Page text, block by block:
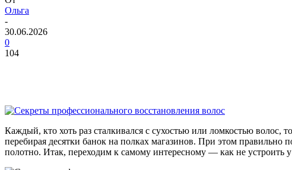
Ольга
-
30.06.2026
0
104
Каждый, кто хоть раз сталкивался с сухостью или ломкостью волос,
перебирая десятки банок на полках магазинов. При этом правильно
полотно. Итак, переходим к самому интересному — как не устроить